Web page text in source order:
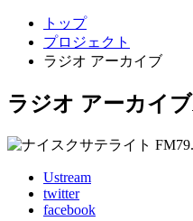
トップ
プロジェクト
ラジオ アーカイブ
ラジオ アーカイブ
Ustream
twitter
facebook